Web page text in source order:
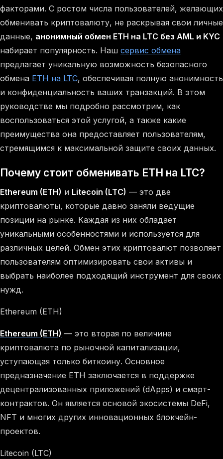
факторами. С ростом числа пользователей, желающих
обменивать криптовалюту, не раскрывая свои личные
данные, анонимный обмен ETH на LTC без AML и KYC
набирает популярность. Наш сервис обмена
предлагает уникальную возможность безопасного
обмена ETH на LTC, обеспечивая полную анонимность
и конфиденциальность ваших транзакций. В этом
руководстве мы подробно рассмотрим, как
воспользоваться этой услугой, а также какие
преимущества она предоставляет пользователям,
стремящимся к максимальной защите своих данных.
Почему стоит обменивать ETH на LTC?
Ethereum (ETH) и Litecoin (LTC) — это две
криптовалюты, которые давно заняли ведущие
позиции на рынке. Каждая из них обладает
уникальными особенностями и используется для
различных целей. Обмен этих криптовалют позволяет
пользователям оптимизировать свои активы и
выбрать наиболее подходящий инструмент для своих
нужд.
Ethereum (ETH)
Ethereum (ETH) — это вторая по величине
криптовалюта по рыночной капитализации,
уступающая только биткоину. Основное
предназначение ETH заключается в поддержке
децентрализованных приложений (dApps) и смарт-
контрактов. Он является основой экосистемы DeFi,
NFT и многих других инновационных блокчейн-
проектов.
Litecoin (LTC)